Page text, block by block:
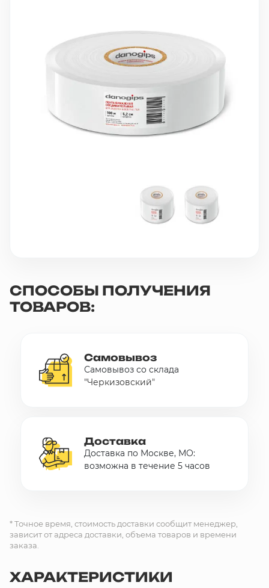
Минимальный заказ
+7(495) 988-86-47
sales@stroyholding.ru
Телеграм
СПОСОБЫ ПОЛУЧЕНИЯ
ТОВАРОВ:
Самовывоз
Самовывоз со склада
"Черкизовский"
Доставка
Доставка по Москве, МО:
возможна в течение 5 часов
* Точное время, стоимость доставки сообщит менеджер,
зависит от адреса доставки, объема товаров и времени
заказа.
ХАРАКТЕРИСТИКИ